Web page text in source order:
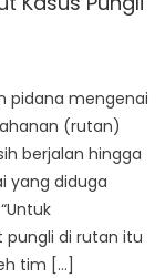
pidana mengenai
(rutan)
berjalan hingga
yang diduga
pungli di rutan itu
tim […]